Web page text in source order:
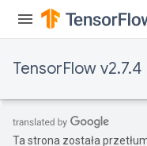
TensorFlow v2.7.4
Ta strona została